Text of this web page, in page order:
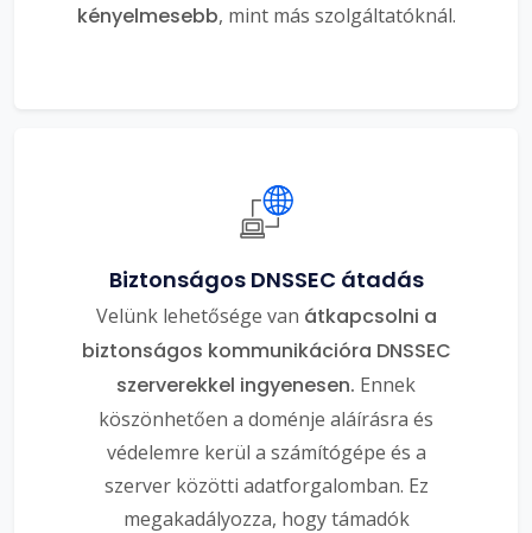
kényelmesebb, mint más szolgáltatóknál.
Biztonságos DNSSEC átadás
Velünk lehetősége van átkapcsolni a
biztonságos kommunikációra DNSSEC
szerverekkel ingyenesen. Ennek
köszönhetően a doménje aláírásra és
védelemre kerül a számítógépe és a
szerver közötti adatforgalomban. Ez
megakadályozza, hogy támadók